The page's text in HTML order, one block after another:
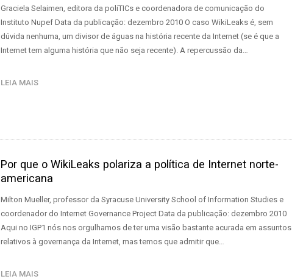
Graciela Selaimen, editora da poliTICs e coordenadora de comunicação do
Instituto Nupef Data da publicação: dezembro 2010 O caso WikiLeaks é, sem
dúvida nenhuma, um divisor de águas na história recente da Internet (se é que a
Internet tem alguma história que não seja recente). A repercussão da…
LEIA MAIS
Por que o WikiLeaks polariza a política de Internet norte-
americana
Milton Mueller, professor da Syracuse University School of Information Studies e
coordenador do Internet Governance Project Data da publicação: dezembro 2010
Aqui no IGP1 nós nos orgulhamos de ter uma visão bastante acurada em assuntos
relativos à governança da Internet, mas temos que admitir que…
LEIA MAIS